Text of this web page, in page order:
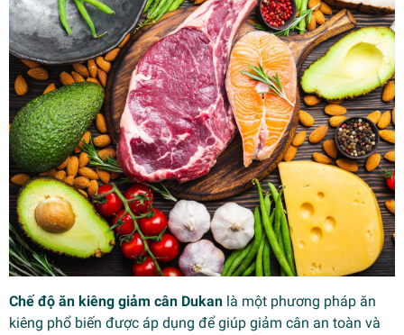
Chế độ ăn kiêng giảm cân Dukan là một phương pháp ăn
kiêng phổ biến được áp dụng để giúp giảm cân an toàn và